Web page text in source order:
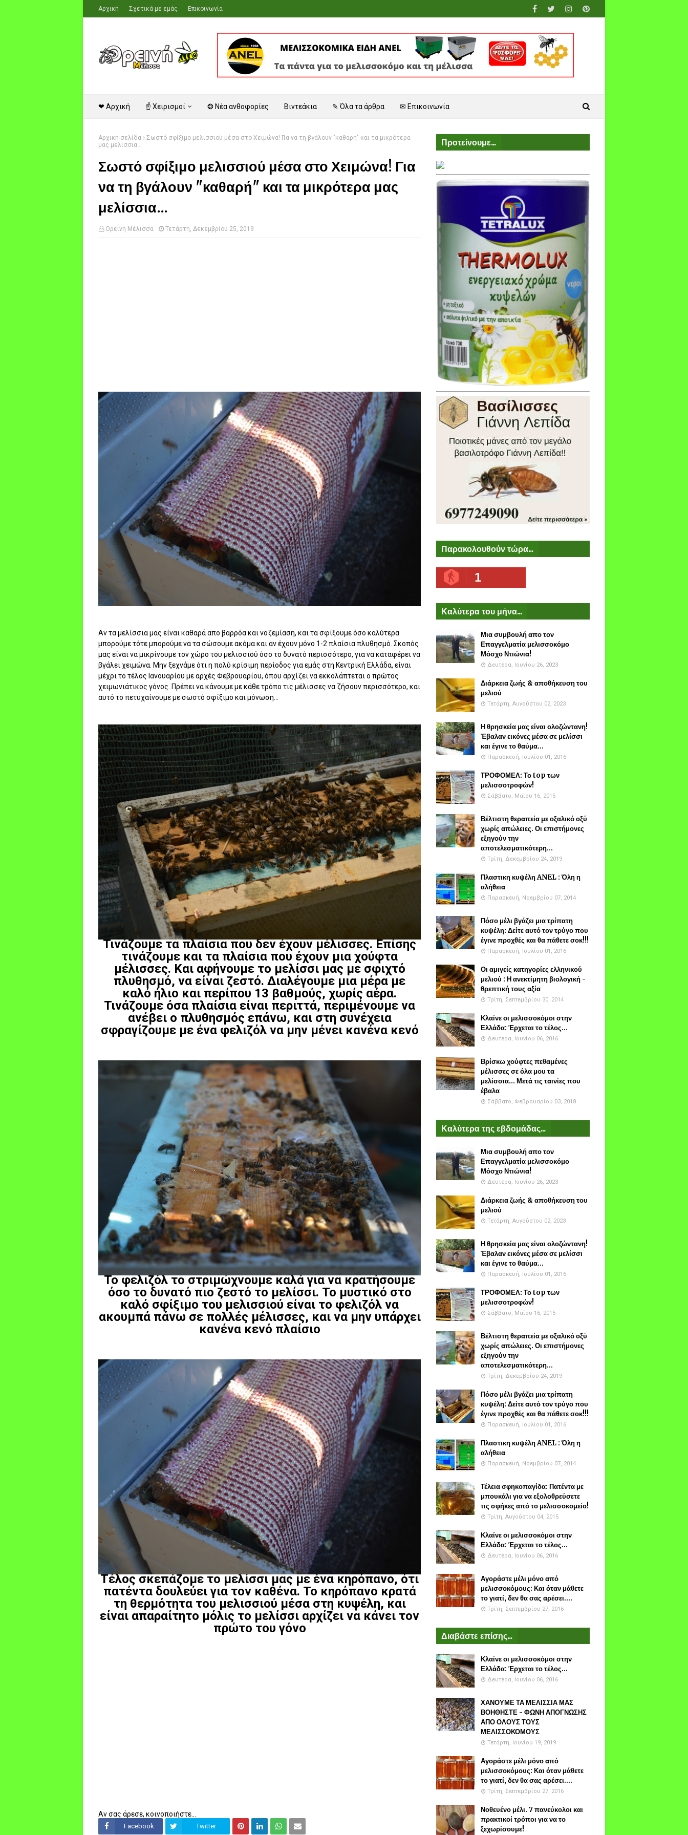
Αρχική Σχετικά με εμάς Επικοινωνία
❤ Αρχική ☝ Χειρισμοί ❂ Νέα ανθοφορίες Βιντεάκια ✎ Όλα τα άρθρα ✉ Επικοινωνία
Αρχική σελίδα
Σωστό σφίξιμο μελισσιού μέσα στο Χειμώνα! Για να τη βγάλουν "καθαρή" και τα μικρότερα
μας μελίσσια...
Σωστό σφίξιμο μελισσιού μέσα στο Χειμώνα! Για
να τη βγάλουν "καθαρή" και τα μικρότερα μας
μελίσσια...
Ορεινή Μέλισσα Τετάρτη, Δεκεμβρίου 25, 2019
Αν τα μελίσσια μας είναι καθαρά απο βαρρόα και νοζεμίαση, και τα σφίξουμε όσο καλύτερα
μπορούμε τότε μπορούμε να τα σώσουμε ακόμα και αν έχουν μόνο 1-2 πλαίσια πλυθησμό. Σκοπός
μας είναι να μικρίνουμε τον χώρο του μελισσιού όσο το δυνατό περισσότερο, για να καταφέρει να
βγάλει χειμώνα. Μην ξεχνάμε ότι η πολύ κρίσιμη περίοδος για εμάς στη Κεντρική Ελλάδα, είναι
μέχρι το τέλος Ιανουαρίου με αρχές Φεβρουαρίου, όπου αρχίζει να εκκολάπτεται ο πρώτος
χειμωνιάτικος γόνος. Πρέπει να κάνουμε με κάθε τρόπο τις μέλισσες να ζήσουν περισσότερο, και
αυτό το πετυχαίνουμε με σωστό σφίξιμο και μόνωση...
Τινάζουμε τα πλαίσια που δεν έχουν μέλισσες. Επίσης
τινάζουμε και τα πλαίσια που έχουν μια χούφτα
μέλισσες. Και αφήνουμε το μελίσσι μας με σφιχτό
πλυθησμό, να είναι ζεστό. Διαλέγουμε μια μέρα με
καλό ήλιο και περίπου 13 βαθμούς, χωρίς αέρα.
Τινάζουμε όσα πλαίσια είναι περιττά, περιμένουμε να
ανέβει ο πλυθησμός επάνω, και στη συνέχεια
σφραγίζουμε με ένα φελιζόλ να μην μένει κανένα κενό
Το φελιζόλ το στριμώχνουμε καλά για να κρατήσουμε
όσο το δυνατό πιο ζεστό το μελίσσι. Το μυστικό στο
καλό σφίξιμο του μελισσιού είναι το φελιζόλ να
ακουμπά πάνω σε πολλές μέλισσες, και να μην υπάρχει
κανένα κενό πλαίσιο
Τέλος σκεπάζομε το μελίσσι μας με ένα κηρόπανο, ότι
πατέντα δουλεύει για τον καθένα. Το κηρόπανο κρατά
τη θερμότητα του μελισσιού μέσα στη κυψέλη, και
είναι απαραίτητο μόλις το μελίσσι αρχίζει να κάνει τον
πρώτο του γόνο
Αν σας άρεσε, κοινοποιήστε...
Facebook Twitter
Προτείνουμε...
Παρακολουθούν τώρα...
1
Καλύτερα του μήνα...
Μια συμβουλή απο τον
Επαγγελματία μελισσοκόμο
Μόσχο Ντιώνια!
Δευτέρα, Ιουνίου 26, 2023
Διάρκεια ζωής & αποθήκευση του
μελιού
Τετάρτη, Αυγούστου 02, 2023
Η θρησκεία μας είναι ολοζώντανη!
Έβαλαν εικόνες μέσα σε μελίσσι
και έγινε το θαύμα...
Παρασκευή, Ιουλίου 01, 2016
ΤΡΟΦΟΜΕΛ: Το top των
μελισσοτροφών!
Σάββατο, Μαΐου 16, 2015
Βέλτιστη θεραπεία με οξαλικό οξύ
χωρίς απώλειες. Οι επιστήμονες
εξηγούν την
αποτελεσματικότερη...
Τρίτη, Δεκεμβρίου 24, 2019
Πλαστικη κυψέλη ANEL : Όλη η
αλήθεια
Παρασκευή, Νοεμβρίου 07, 2014
Πόσο μέλι βγάζει μια τρίπατη
κυψέλη: Δείτε αυτό τον τρύγο που
έγινε προχθές και θα πάθετε σοκ!!!
Παρασκευή, Ιουλίου 01, 2016
Οι αμιγείς κατηγορίες ελληνικού
μελιού : Η ανεκτίμητη βιολογική -
θρεπτική τους αξία
Τρίτη, Σεπτεμβρίου 30, 2014
Κλαίνε οι μελισσοκόμοι στην
Ελλάδα: Έρχεται το τέλος...
Δευτέρα, Ιουνίου 06, 2016
Βρίσκω χούφτες πεθαμένες
μέλισσες σε όλα μου τα
μελίσσια... Μετά τις ταινίες που
έβαλα
Σάββατο, Φεβρουαρίου 03, 2018
Καλύτερα της εβδομάδας...
Μια συμβουλή απο τον
Επαγγελματία μελισσοκόμο
Μόσχο Ντιώνια!
Δευτέρα, Ιουνίου 26, 2023
Διάρκεια ζωής & αποθήκευση του
μελιού
Τετάρτη, Αυγούστου 02, 2023
Η θρησκεία μας είναι ολοζώντανη!
Έβαλαν εικόνες μέσα σε μελίσσι
και έγινε το θαύμα...
Παρασκευή, Ιουλίου 01, 2016
ΤΡΟΦΟΜΕΛ: Το top των
μελισσοτροφών!
Σάββατο, Μαΐου 16, 2015
Βέλτιστη θεραπεία με οξαλικό οξύ
χωρίς απώλειες. Οι επιστήμονες
εξηγούν την
αποτελεσματικότερη...
Τρίτη, Δεκεμβρίου 24, 2019
Πόσο μέλι βγάζει μια τρίπατη
κυψέλη: Δείτε αυτό τον τρύγο που
έγινε προχθές και θα πάθετε σοκ!!!
Παρασκευή, Ιουλίου 01, 2016
Πλαστικη κυψέλη ANEL : Όλη η
αλήθεια
Παρασκευή, Νοεμβρίου 07, 2014
Τέλεια σφηκοπαγίδα: Πατέντα με
μπουκάλι για να εξολοθρεύσετε
τις σφήκες από το μελισσοκομείο!
Τρίτη, Αυγούστου 04, 2015
Κλαίνε οι μελισσοκόμοι στην
Ελλάδα: Έρχεται το τέλος...
Δευτέρα, Ιουνίου 06, 2016
Αγοράστε μέλι μόνο από
μελισσοκόμους: Και όταν μάθετε
το γιατί, δεν θα σας αρέσει....
Τρίτη, Σεπτεμβρίου 27, 2016
Διαβάστε επίσης...
Κλαίνε οι μελισσοκόμοι στην
Ελλάδα: Έρχεται το τέλος...
Δευτέρα, Ιουνίου 06, 2016
ΧΑΝΟΥΜΕ ΤΑ ΜΕΛΙΣΣΙΑ ΜΑΣ
ΒΟΗΘΗΣΤΕ - ΦΩΝΗ ΑΠΟΓΝΩΣΗΣ
ΑΠΟ ΟΛΟΥΣ ΤΟΥΣ
ΜΕΛΙΣΣΟΚΟΜΟΥΣ
Τετάρτη, Ιουνίου 19, 2019
Αγοράστε μέλι μόνο από
μελισσοκόμους: Και όταν μάθετε
το γιατί, δεν θα σας αρέσει....
Τρίτη, Σεπτεμβρίου 27, 2016
Νοθευένο μέλι. 7 πανεύκολοι και
πρακτικοί τρόποι για να το
ξεχωρίσουμε!